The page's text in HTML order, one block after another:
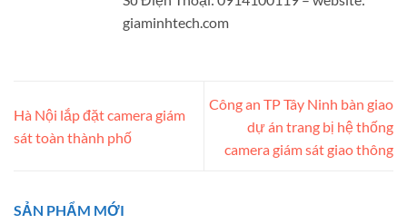
giaminhtech.com
Hà Nội lắp đặt camera giám
sát toàn thành phố
Công an TP Tây Ninh bàn giao
dự án trang bị hệ thống
camera giám sát giao thông
SẢN PHẨM MỚI